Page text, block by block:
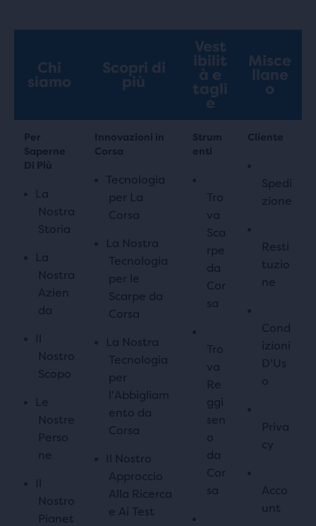
Chi
siamo
Scopri di
più
Vest
ibilit
à e
tagli
e
Misce
llane
o
Per
Saperne
Di Più
La
Nostra
Storia
La
Nostra
Azien
da
Il
Nostro
Scopo
Le
Nostre
Perso
ne
Il
Nostro
Pianet
Innovazioni in
Corsa
Tecnologia
per La
Corsa
La Nostra
Tecnologia
per le
Scarpe da
Corsa
La Nostra
Tecnologia
per
l'Abbigliam
ento da
Corsa
Il Nostro
Approccio
Alla Ricerca
e Ai Test
Strum
enti
Tro
va
Sca
rpe
da
Cor
sa
Tro
va
Re
ggi
sen
o
da
Cor
sa
Cliente
Spedi
zione
Resti
tuzio
ne
Cond
izioni
D'Us
o
Priva
cy
Acco
unt